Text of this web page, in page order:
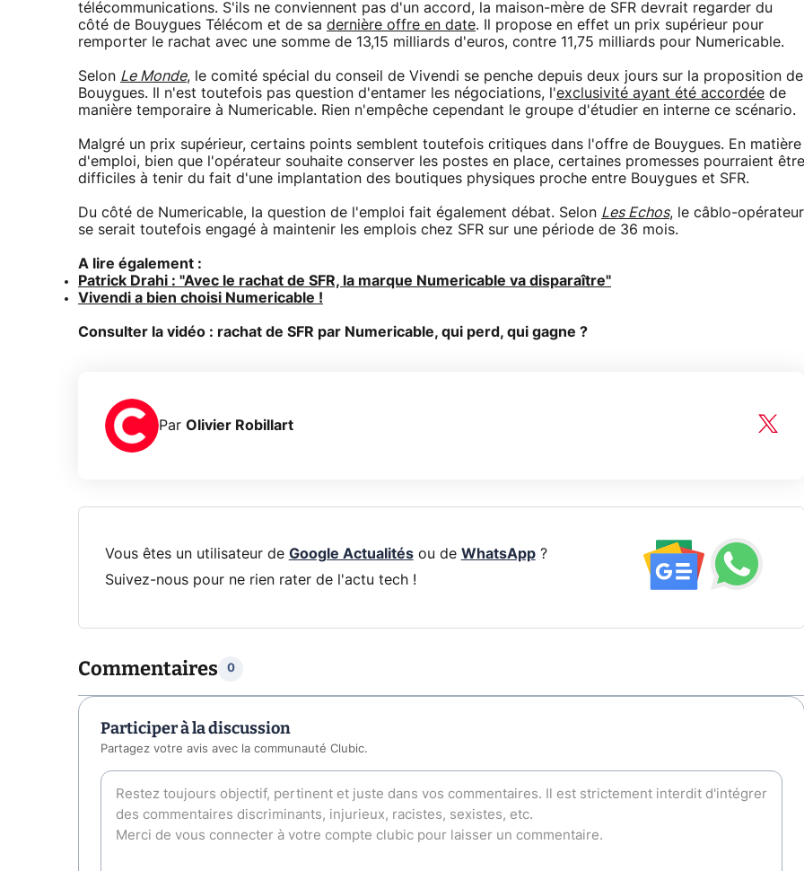
télécommunications. S'ils ne conviennent pas d'un accord, la maison-mère de SFR devrait regarder du
côté de Bouygues Télécom et de sa dernière offre en date. Il propose en effet un prix supérieur pour
remporter le rachat avec une somme de 13,15 milliards d'euros, contre 11,75 milliards pour Numericable.
Selon Le Monde, le comité spécial du conseil de Vivendi se penche depuis deux jours sur la proposition de
Bouygues. Il n'est toutefois pas question d'entamer les négociations, l'exclusivité ayant été accordée de
manière temporaire à Numericable. Rien n'empêche cependant le groupe d'étudier en interne ce scénario.
Malgré un prix supérieur, certains points semblent toutefois critiques dans l'offre de Bouygues. En matière
d'emploi, bien que l'opérateur souhaite conserver les postes en place, certaines promesses pourraient être
difficiles à tenir du fait d'une implantation des boutiques physiques proche entre Bouygues et SFR.
Du côté de Numericable, la question de l'emploi fait également débat. Selon Les Echos, le câblo-opérateur
se serait toutefois engagé à maintenir les emplois chez SFR sur une période de 36 mois.
A lire également :
Patrick Drahi : "Avec le rachat de SFR, la marque Numericable va disparaître"
Vivendi a bien choisi Numericable !
Consulter la vidéo : rachat de SFR par Numericable, qui perd, qui gagne ?
Par Olivier Robillart
Vous êtes un utilisateur de Google Actualitésou de WhatsApp?
Suivez-nous pour ne rien rater de l'actu tech !
Commentaires 0
Participer à la discussion
Partagez votre avis avec la communauté Clubic.